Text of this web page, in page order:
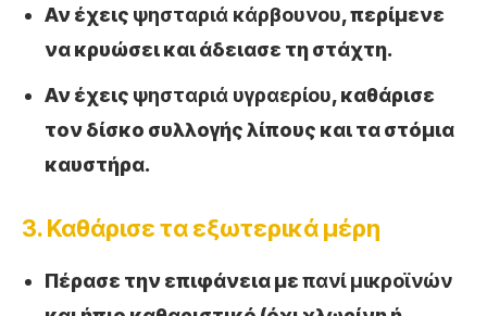
Αν έχεις ψησταριά κάρβουνου, περίμενε
να κρυώσει και άδειασε τη στάχτη.
Αν έχεις ψησταριά υγραερίου, καθάρισε
τον δίσκο συλλογής λίπους και τα στόμια
καυστήρα.
3. Καθάρισε τα εξωτερικά μέρη
Πέρασε την επιφάνεια μεπανί μικροϊνών